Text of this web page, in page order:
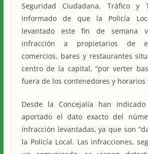
Seguridad Ciudadana, Tráfico y
informado de que la Policía
levantado este fin de semana
infracción a propietarios de
comercios, bares y restaurantes
centro de la capital, “por verter
fuera de los contenedores y horarios
Desde la Concejalía han
aportado el dato exacto del
infracción levantadas, ya que son
la Policía Local. Las infracciones,